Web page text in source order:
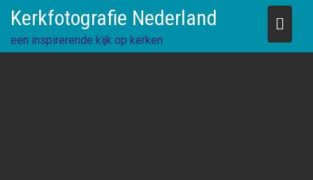
content
Kerkfotografie Nederland
een inspirerende kijk op kerken